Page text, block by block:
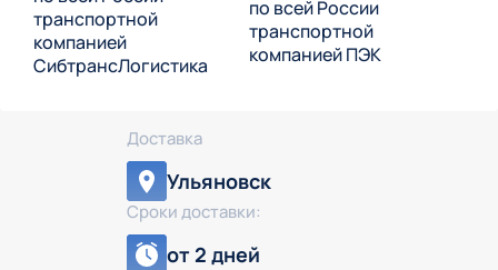
Доставка
Ульяновск
Сроки доставки:
от 2 дней